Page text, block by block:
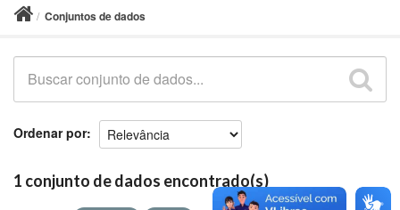
no
Conjuntos de dados
Ordenar por
1 conjunto de dados encontrado(s)